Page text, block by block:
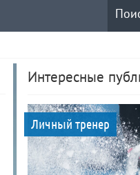
Интересные
Личный тренер